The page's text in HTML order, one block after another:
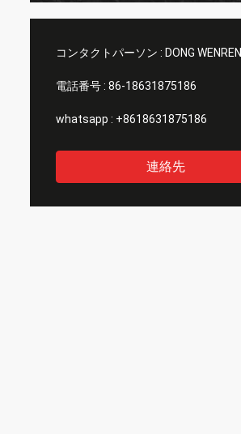
コンタクトパーソン : DONG WENREN
電話番号 : 86-18631875186
whatsapp : +8618631875186
連絡先